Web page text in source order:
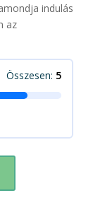
indulás
az
Összesen: 5